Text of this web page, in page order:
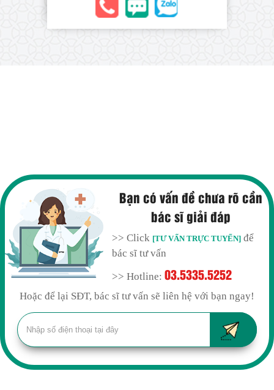
Bạn có vấn đề chưa rõ cần
bác sĩ giải đáp
>> Click [TƯ VẤN TRỰC TUYẾN] để
bác sĩ tư vấn
>> Hotline:03.5335.5252
Hoặc để lại SĐT, bác sĩ tư vấn sẽ liên hệ với bạn ngay!